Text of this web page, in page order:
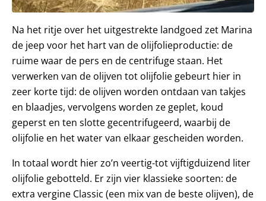
Na het ritje over het uitgestrekte landgoed zet Marina
de jeep voor het hart van de olijfolieproductie: de
ruime waar de pers en de centrifuge staan. Het
verwerken van de olijven tot olijfolie gebeurt hier in
zeer korte tijd: de olijven worden ontdaan van takjes
en blaadjes, vervolgens worden ze geplet, koud
geperst en ten slotte gecentrifugeerd, waarbij de
olijfolie en het water van elkaar gescheiden worden.
In totaal wordt hier zo’n veertig-tot vijftigduizend liter
olijfolie gebotteld. Er zijn vier klassieke soorten: de
extra vergine Classic (een mix van de beste olijven), de